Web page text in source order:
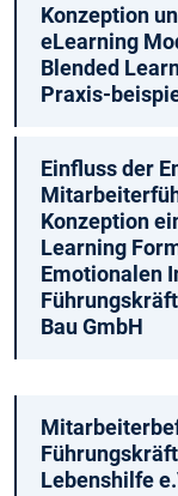
Konzeption
eLearning
Blended
Praxis-
Einfluss der
Konzeption
Learning
Emotionalen
Bau GmbH
Lebenshilfe